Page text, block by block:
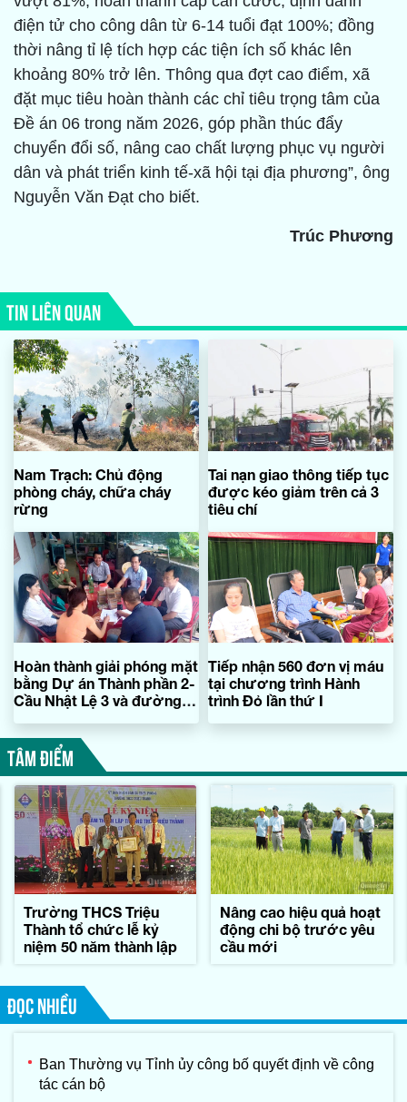
điện tử cho công dân từ 6-14 tuổi đạt 100%; đồng
thời nâng tỉ lệ tích hợp các tiện ích số khác lên
khoảng 80% trở lên. Thông qua đợt cao điểm, xã
đặt mục tiêu hoàn thành các chỉ tiêu trọng tâm của
Đề án 06 trong năm 2026, góp phần thúc đẩy
chuyển đổi số, nâng cao chất lượng phục vụ người
dân và phát triển kinh tế-xã hội tại địa phương”, ông
Nguyễn Văn Đạt cho biết.
Trúc Phương
TIN LIÊN QUAN
Nam Trạch: Chủ động
phòng cháy, chữa cháy
rừng
Tai nạn giao thông tiếp tục
được kéo giảm trên cả 3
tiêu chí
Hoàn thành giải phóng mặt
bằng Dự án Thành phần 2-
Cầu Nhật Lệ 3 và đường
Tiếp nhận 560 đơn vị máu
tại chương trình Hành
trình Đỏ lần thứ I
TÂM ĐIỂM
Trường THCS Triệu
Thành tổ chức lễ kỷ
niệm 50 năm thành lập
Nâng cao hiệu quả hoạt
động chi bộ trước yêu
cầu mới
ĐỌC NHIỀU
Ban Thường vụ Tỉnh ủy công bố quyết định về công
tác cán bộ